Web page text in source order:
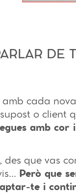
DE
amb cada
o client
amb cor
des que vas
Però que
te i